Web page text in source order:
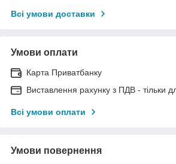
Всі умови доставки
Умови оплати
Карта Приватбанку
Виставлення рахунку з ПДВ - тільки
Всі умови оплати
Умови повернення